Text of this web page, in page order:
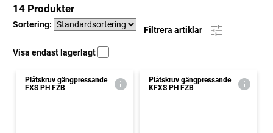
14 Produkter
Sortering:
Filtrera artiklar
Visa endast lagerlagt
Plåtskruv gängpressande
FXS PH FZB
Plåtskruv gängpressande
KFXS PH FZB